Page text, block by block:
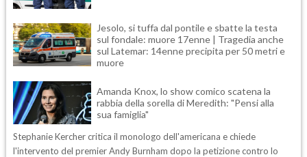
Jesolo, si tuffa dal pontile e sbatte la testa
sul fondale: muore 17enne | Tragedia anche
sul Latemar: 14enne precipita per 50 metri e
muore
Amanda Knox, lo show comico scatena la
rabbia della sorella di Meredith: "Pensi alla
sua famiglia"
Stephanie Kercher critica il monologo dell'americana e chiede
l'intervento del premier Andy Burnham dopo la petizione contro lo